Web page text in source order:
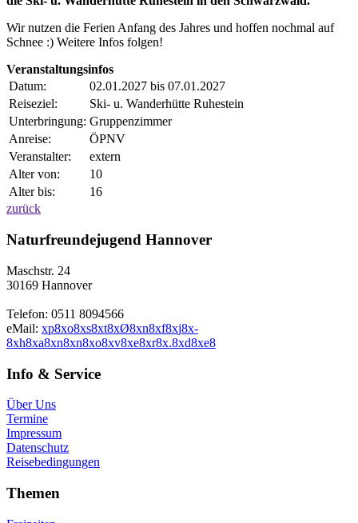
Wir nutzen die Ferien Anfang des Jahres und hoffen nochmal auf
Schnee :) Weitere Infos folgen!
Veranstaltungsinfos
Datum:
02.01.2027 bis 07.01.2027
Reiseziel:
Ski- u. Wanderhütte Ruhestein
Unterbringung: Gruppenzimmer
Anreise:
ÖPNV
Veranstalter:
extern
Alter von:
10
Alter bis:
16
zurück
Naturfreundejugend Hannover
Maschstr. 24
30169 Hannover
Telefon: 0511 8094566
eMail: xp8xo8xs8xt8xØ8xn8xf8xj8x-
8xh8xa8xn8xn8xo8xv8xe8xr8x.8xd8xe8
Info & Service
Über Uns
Termine
Impressum
Datenschutz
Reisebedingungen
Themen